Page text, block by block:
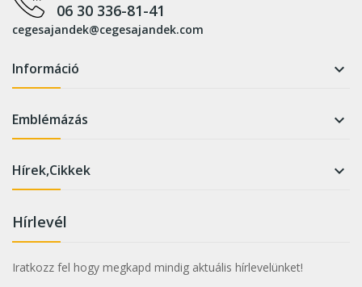
06 30 336-81-41
cegesajandek@cegesajandek.com
Információ 
Emblémázás 
Hírek,Cikkek 
Hírlevél
Iratkozz fel hogy megkapd mindig aktuális hírlevelünket!